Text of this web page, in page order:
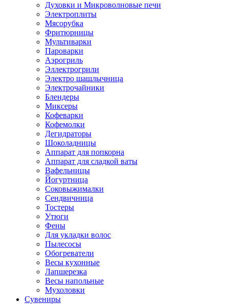
Духовки и Микроволновые печи
Электроплиты
Мясорубка
Фритюрницы
Мультиварки
Пароварки
Аэрогриль
Эллектрогрили
Электро шашлычница
Электрочайники
Блендеры
Миксеры
Кофеварки
Кофемолки
Дегидраторы
Шоколадницы
Аппарат для попкорна
Аппарат для сладкой ваты
Вафельницы
Йогуртница
Соковыжималки
Сендвичница
Тостеры
Утюги
Фены
Для укладки волос
Пылесосы
Обогреватели
Весы кухонные
Лапшерезка
Весы напольные
Мухоловки
Сувениры